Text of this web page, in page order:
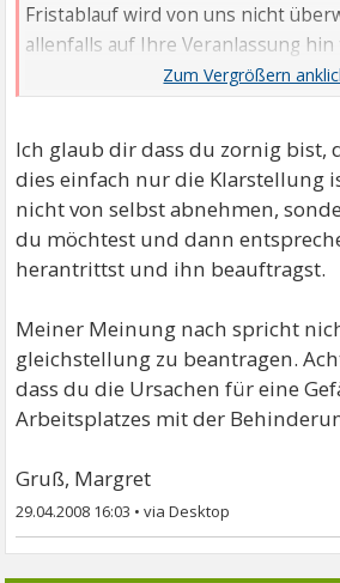
Fristablauf wird von uns nicht
allenfalls auf Ihre Veranlassung
WAS IST DAS ???
Ich glaub dir dass du zornig bist,
dies einfach nur die Klarstellung
nicht von selbst abnehmen,
du möchtest und dann
herantrittst und ihn beauftragst.
Meiner Meinung nach spricht
gleichstellung zu beantragen.
dass du die Ursachen für eine
Arbeitsplatzes mit der
Gruß, Margret
29.04.2008 16:03 •